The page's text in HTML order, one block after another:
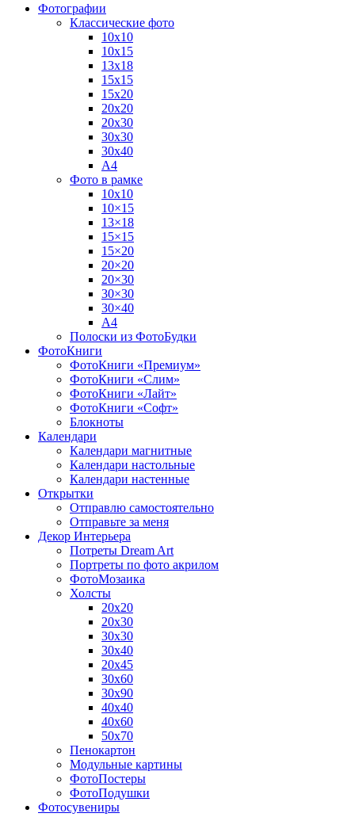
Фотографии
Классические фото
10х10
10х15
13х18
15х15
15х20
20х20
20х30
30х30
30х40
А4
Фото в рамке
10х10
10×15
13×18
15×15
15×20
20×20
20×30
30×30
30×40
A4
Полоски из ФотоБудки
ФотоКниги
ФотоКниги «Премиум»
ФотоКниги «Слим»
ФотоКниги «Лайт»
ФотоКниги «Софт»
Блокноты
Календари
Календари магнитные
Календари настольные
Календари настенные
Открытки
Отправлю самостоятельно
Отправьте за меня
Декор Интерьера
Потреты Dream Art
Портреты по фото акрилом
ФотоМозаика
Холсты
20х20
20х30
30х30
30х40
20х45
30х60
30х90
40х40
40х60
50х70
Пенокартон
Модульные картины
ФотоПостеры
ФотоПодушки
Фотоcувениры